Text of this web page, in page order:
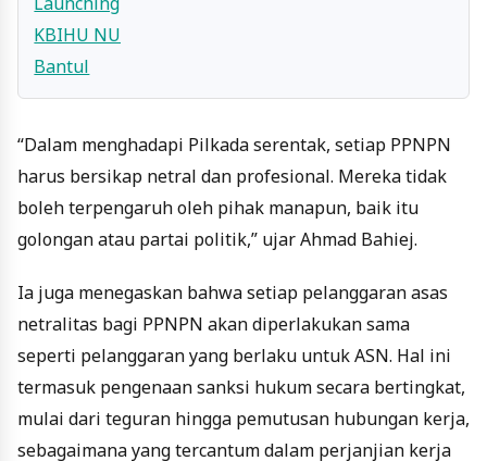
“Dalam menghadapi Pilkada serentak, setiap PPNPN
harus bersikap netral dan profesional. Mereka tidak
boleh terpengaruh oleh pihak manapun, baik itu
golongan atau partai politik,” ujar Ahmad Bahiej.
Ia juga menegaskan bahwa setiap pelanggaran asas
netralitas bagi PPNPN akan diperlakukan sama
seperti pelanggaran yang berlaku untuk ASN. Hal ini
termasuk pengenaan sanksi hukum secara bertingkat,
mulai dari teguran hingga pemutusan hubungan kerja,
sebagaimana yang tercantum dalam perjanjian kerja